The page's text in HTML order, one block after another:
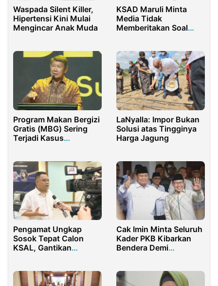
Waspada Silent Killer,
Hipertensi Kini Mulai
Mengincar Anak Muda
KSAD Maruli Minta
Media Tidak
Memberitakan Soal
Penanganan Bencana
Program Makan Bergizi
Gratis (MBG) Sering
Terjadi Kasus
LaNyalla: Impor Bukan
Solusi atas Tingginya
Harga Jagung
Pengamat Ungkap
Sosok Tepat Calon
KSAL, Gantikan
Cak Imin Minta Seluruh
Kader PKB Kibarkan
Bendera Demi